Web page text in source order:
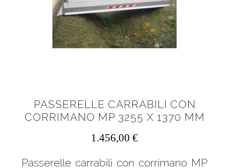
PASSERELLE CARRABILI CON
CORRIMANO MP 3255 X 1370 MM
1.456,00 €
Passerelle carrabili con corrimano MP